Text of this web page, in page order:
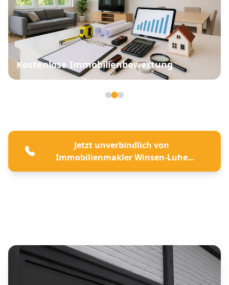
Kostenlose Immobilienbewertung
Jetzt unverbindlich von
Immobilienmakler Winsen-Luhe
beraten lassen